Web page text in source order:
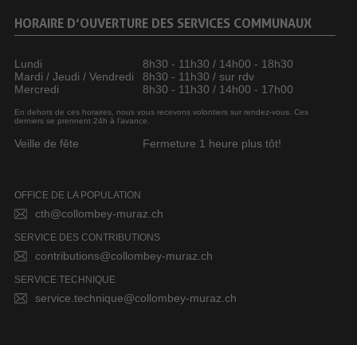
HORAIRE D’OUVERTURE DES SERVICES COMMUNAUX
Lundi
8h30 - 11h30 / 14h00 - 18h30
Mardi / Jeudi / Vendredi
8h30 - 11h30 / sur rdv
Mercredi
8h30 - 11h30 / 14h00 - 17h00
En dehors de ces horaires, nous vous recevons volontiers sur rendez-vous. Ces
derniers se prennent 24h à l’avance.
Veille de fête Fermeture 1 heure plus tôt!
OFFICE DE LA POPULATION
cth@collombey-muraz.ch
SERVICE DES CONTRIBUTIONS
contributions@collombey-muraz.ch
SERVICE TECHNIQUE
service.technique@collombey-muraz.ch